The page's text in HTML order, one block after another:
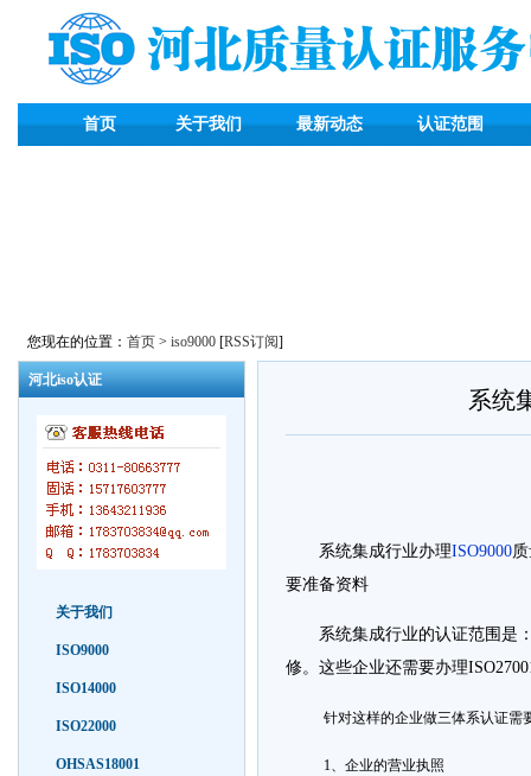
首页 关于我们 最新动态 认证范围
您现在的位置： 首页 > iso9000 [RSS订阅]
河北iso认证
关于我们
ISO9000
ISO14000
ISO22000
OHSAS18001
系统
系统集成行业办理ISO9000
要准备资料
系统集成行业的认证范围是：
修。这些企业还需要办理
针对这样的企业做三体系认证需
1、企业的营业执照